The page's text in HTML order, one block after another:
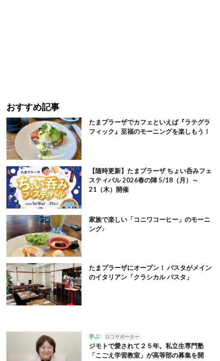
おすすめ記事
たまプラーザでカフェといえば『ラテグラ
フィック』至福のモーニングを楽しもう！
【随時更新】たまプラーザ ちょい呑みフェ
スティバル 2026春の陣 5/18（月）～
21（木）開催
家族で楽しい「コニワコーヒー」のモーニ
ング♪
たまプラーザにオープン！ パスタがメイン
のイタリアン「クラシカル パスタ」
学ぶ ロコサポーター
ジモトで愛されて２５年。私立生専門塾
「こごえ学習教室」が高等部の募集を開